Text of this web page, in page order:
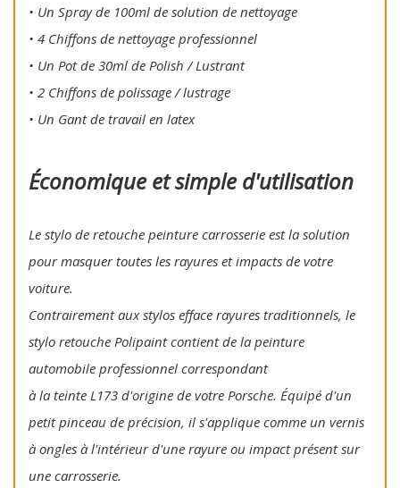
• Un Spray de 100ml de solution de nettoyage
• 4 Chiffons de nettoyage professionnel
• Un Pot de 30ml de Polish / Lustrant
• 2 Chiffons de polissage / lustrage
• Un Gant de travail en latex
Économique et simple d'utilisation
Le stylo de retouche peinture carrosserie est la solution
pour masquer toutes les rayures et impacts de votre
voiture.
Contrairement aux stylos efface rayures traditionnels, le
stylo retouche Polipaint contient de la peinture
automobile professionnel correspondant
à la teinte L173 d'origine de votre Porsche. Équipé d'un
petit pinceau de précision, il s'applique comme un vernis
à ongles à l'intérieur d'une rayure ou impact présent sur
une carrosserie.